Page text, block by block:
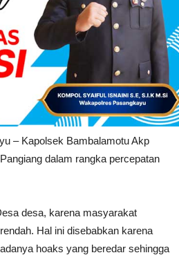
– Kapolsek Bambalamotu Akp
dalam rangka percepatan
desa, karena masyarakat
Hal ini disebabkan karena
hoaks yang beredar sehingga